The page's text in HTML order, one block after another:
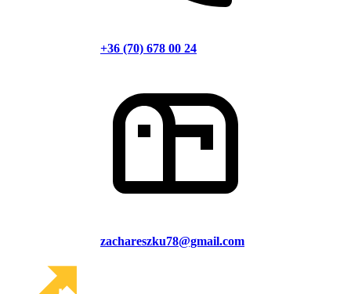
+36 (70) 678 00 24
zachareszku78@gmail.com